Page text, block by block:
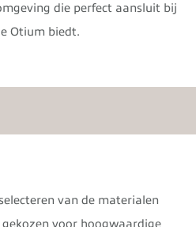
die perfect aansluit bij
Otium biedt.
van de materialen
voor hoogwaardige